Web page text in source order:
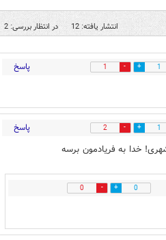
انتشار یافته: 12 در انتظار بررسی: 2
1
1 پاسخ
1
2 پاسخ
خدا به فریادمون برسه
0
0